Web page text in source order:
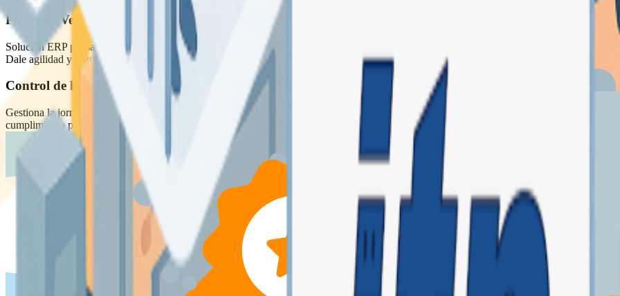
Punto de Venta
Solución ERP pensada para tiendas y entornos de venta al detalle. Gestiona cobros, cajas, descuentos y códigos de barras con fluidez.
Dale agilidad y seguridad al proceso de compra y mejora la atención al cliente.
Control de horas y fichaje
Gestiona la jornada laboral con un sistema de fichaje digital adaptado a la normativa. Controla entradas, salidas y pausas de forma fácil y
cumplimiento para la empresa y los trabajadores. Todo centralizado, sin papeles.